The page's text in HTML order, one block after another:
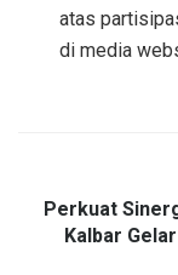
atas
di media
Perkuat
Kalbar